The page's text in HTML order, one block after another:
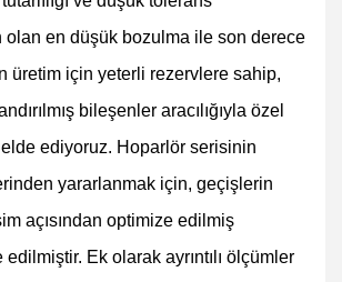
olan en düşük bozulma ile son derece
üretim için yeterli rezervlere sahip,
bileşenler aracılığıyla özel
elde ediyoruz. Hoparlör serisinin
yararlanmak için, geçişlerin
açısından optimize edilmiş
Ek olarak ayrıntılı ölçümler